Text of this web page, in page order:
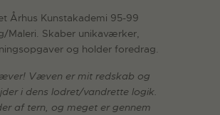
Århus Kunstakademi 95-99
Maleri. Skaber unikaværker,
og holder foredrag.
Væven er mit redskab og
i dens lodret/vandrette logik.
af tern, og meget er gennem